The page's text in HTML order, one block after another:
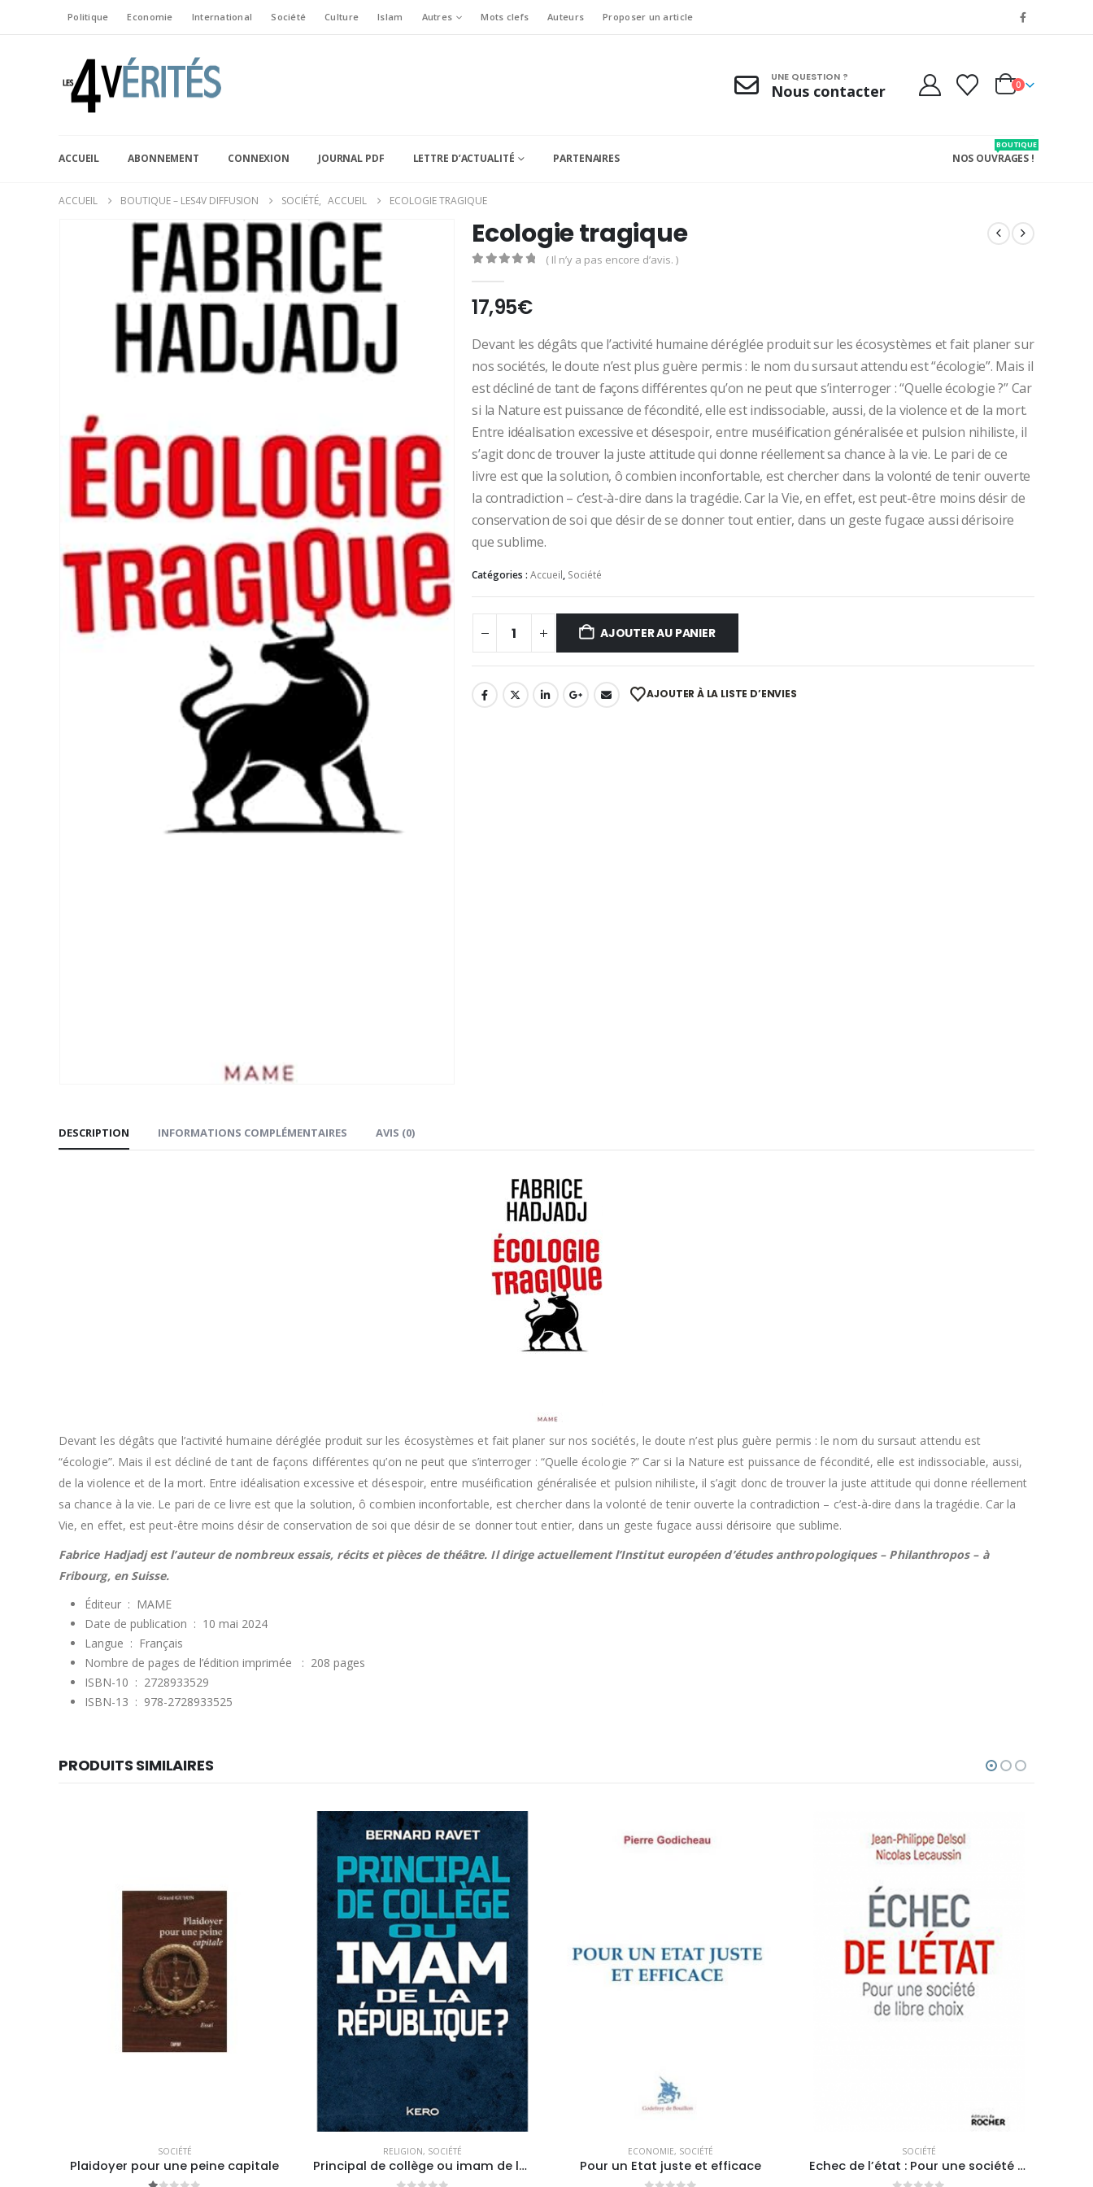
Politique Economie International Société Culture Islam Autres Mots clefs Auteurs Proposer un article
UNE QUESTION ?
Nous contacter 0
ACCUEIL ABONNEMENT CONNEXION JOURNAL PDF LETTRE D’ACTUALITÉ PARTENAIRES NOS OUVRAGES !
BOUTIQUE
ACCUEIL BOUTIQUE – LES4V DIFFUSION SOCIÉTÉ, ACCUEIL ECOLOGIE TRAGIQUE
Ecologie tragique
( Il n’y a pas encore d’avis. )
17,95€
Devant les dégâts que l’activité humaine déréglée produit sur les écosystèmes et fait planer sur
nos sociétés, le doute n’est plus guère permis : le nom du sursaut attendu est “écologie”. Mais il
est décliné de tant de façons différentes qu’on ne peut que s’interroger : “Quelle écologie ?” Car
si la Nature est puissance de fécondité, elle est indissociable, aussi, de la violence et de la mort.
Entre idéalisation excessive et désespoir, entre muséification généralisée et pulsion nihiliste, il
s’agit donc de trouver la juste attitude qui donne réellement sa chance à la vie. Le pari de ce
livre est que la solution, ô combien inconfortable, est chercher dans la volonté de tenir ouverte
la contradiction – c’est-à-dire dans la tragédie. Car la Vie, en effet, est peut-être moins désir de
conservation de soi que désir de se donner tout entier, dans un geste fugace aussi dérisoire
que sublime.
Catégories :Accueil, Société
AJOUTER AU PANIER
AJOUTER À LA LISTE D’ENVIES
DESCRIPTION INFORMATIONS COMPLÉMENTAIRES AVIS (0)
Devant les dégâts que l’activité humaine déréglée produit sur les écosystèmes et fait planer sur nos sociétés, le doute n’est plus guère permis : le nom du sursaut attendu est
“écologie”. Mais il est décliné de tant de façons différentes qu’on ne peut que s’interroger : “Quelle écologie ?” Car si la Nature est puissance de fécondité, elle est indissociable, aussi,
de la violence et de la mort. Entre idéalisation excessive et désespoir, entre muséification généralisée et pulsion nihiliste, il s’agit donc de trouver la juste attitude qui donne réellement
sa chance à la vie. Le pari de ce livre est que la solution, ô combien inconfortable, est chercher dans la volonté de tenir ouverte la contradiction – c’est-à-dire dans la tragédie. Car la
Vie, en effet, est peut-être moins désir de conservation de soi que désir de se donner tout entier, dans un geste fugace aussi dérisoire que sublime.
Fabrice Hadjadj est l’auteur de nombreux essais, récits et pièces de théâtre. Il dirige actuellement l’Institut européen d’études anthropologiques – Philanthropos – à
Fribourg, en Suisse.
Éditeur ‏ : ‎ MAME
Date de publication ‏ : ‎ 10 mai 2024
Langue ‏ : ‎ Français
Nombre de pages de l’édition imprimée ‏ : ‎ 208 pages
ISBN-10 ‏ : ‎ 2728933529
ISBN-13 ‏ : ‎ 978-2728933525
PRODUITS SIMILAIRES
SOCIÉTÉ
Plaidoyer pour une peine capitale
RELIGION, SOCIÉTÉ
Principal de collège ou imam de la République ?
ECONOMIE, SOCIÉTÉ
Pour un Etat juste et efficace
SOCIÉTÉ
Echec de l’état : Pour une société de libre choix